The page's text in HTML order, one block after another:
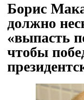
Борис
должно
«выпасть
чтобы